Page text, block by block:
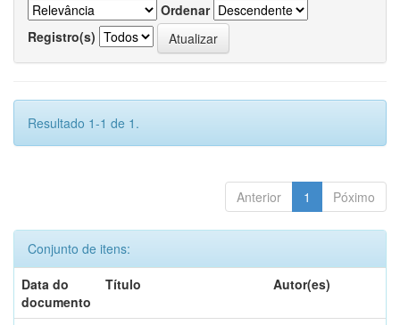
Ordenar
Registro(s)
Resultado 1-1 de 1.
Anterior 1 Póximo
Conjunto de itens:
Data do
documento
Título Autor(es)